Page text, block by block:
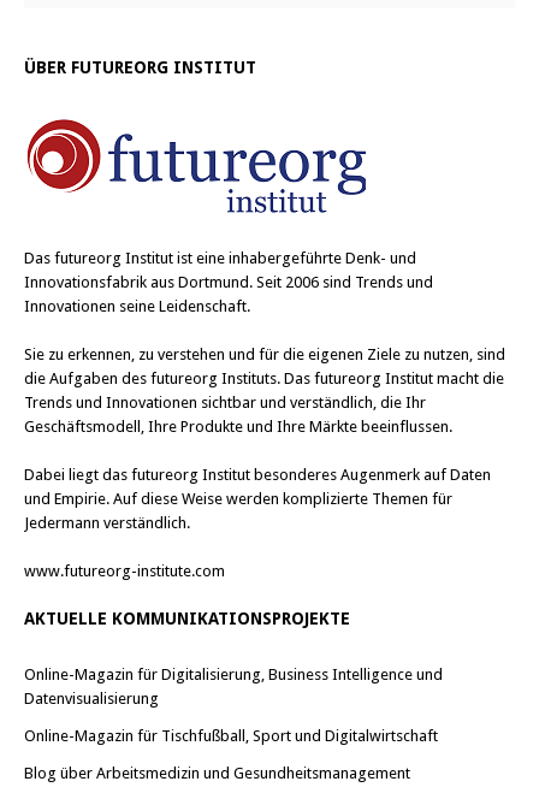
ÜBER FUTUREORG INSTITUT
Das futureorg Institut ist eine inhabergeführte Denk- und
Innovationsfabrik aus Dortmund. Seit 2006 sind Trends und
Innovationen seine Leidenschaft.
Sie zu erkennen, zu verstehen und für die eigenen Ziele zu nutzen, sind
die Aufgaben des futureorg Instituts. Das futureorg Institut macht die
Trends und Innovationen sichtbar und verständlich, die Ihr
Geschäftsmodell, Ihre Produkte und Ihre Märkte beeinflussen.
Dabei liegt das futureorg Institut besonderes Augenmerk auf Daten
und Empirie. Auf diese Weise werden komplizierte Themen für
Jedermann verständlich.
www.futureorg-institute.com
AKTUELLE KOMMUNIKATIONSPROJEKTE
Online-Magazin für Digitalisierung, Business Intelligence und
Datenvisualisierung
Online-Magazin für Tischfußball, Sport und Digitalwirtschaft
Blog über Arbeitsmedizin und Gesundheitsmanagement